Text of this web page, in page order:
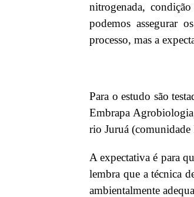
nitrogenada,
podemos assegurar
processo, mas a
Para o estudo são
Embrapa
rio Juruá (comunidade
A expectativa é para
lembra que a técnica
ambientalmente